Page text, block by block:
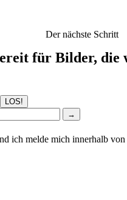
Der nächste Schritt
für Bilder, die
LOS!
→
ich melde mich innerhalb von